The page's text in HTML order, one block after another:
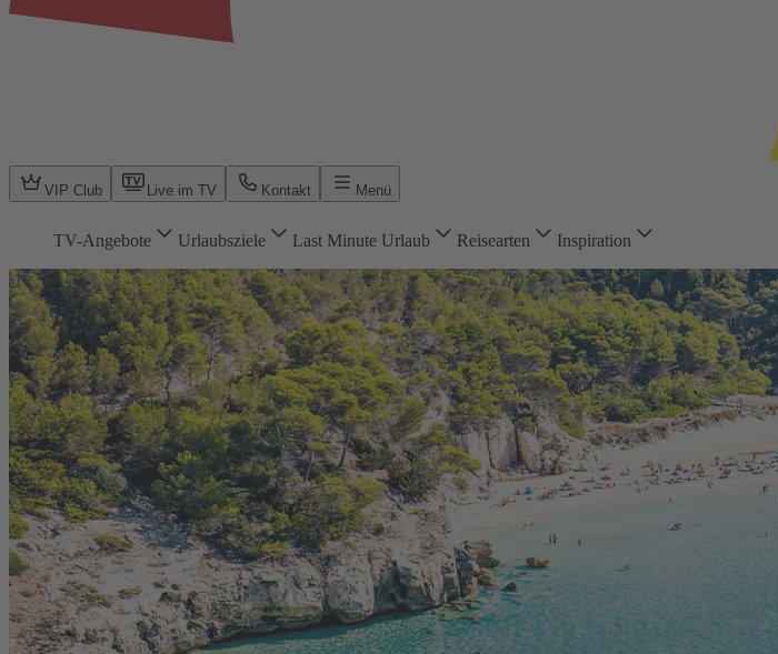
VIP Club Live im TV Kontakt Menü
TV-Angebote Urlaubsziele Last Minute Urlaub Reisearten Inspiration